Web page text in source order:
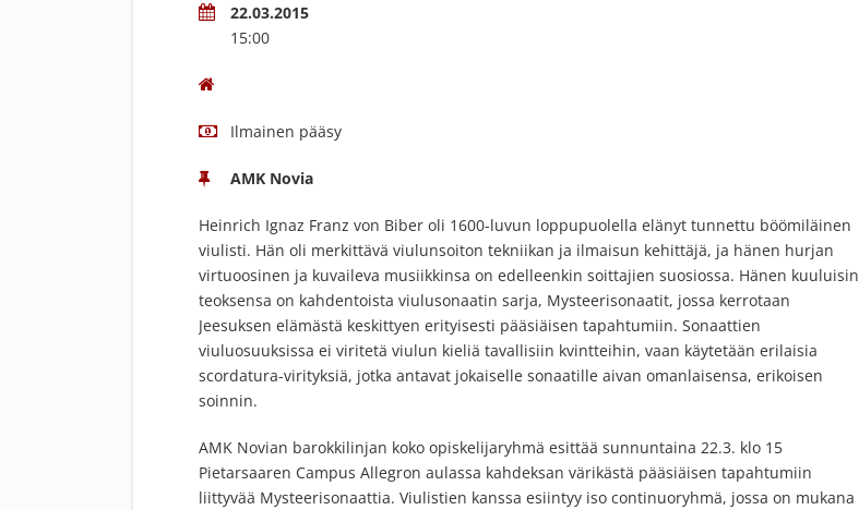
22.03.2015
15:00
Ilmainen pääsy
AMK Novia
Heinrich Ignaz Franz von Biber oli 1600-luvun loppupuolella elänyt tunnettu böömiläinen
viulisti. Hän oli merkittävä viulunsoiton tekniikan ja ilmaisun kehittäjä, ja hänen hurjan
virtuoosinen ja kuvaileva musiikkinsa on edelleenkin soittajien suosiossa. Hänen kuuluisin
teoksensa on kahdentoista viulusonaatin sarja, Mysteerisonaatit, jossa kerrotaan
Jeesuksen elämästä keskittyen erityisesti pääsiäisen tapahtumiin. Sonaattien
viuluosuuksissa ei viritetä viulun kieliä tavallisiin kvintteihin, vaan käytetään erilaisia
scordatura-virityksiä, jotka antavat jokaiselle sonaatille aivan omanlaisensa, erikoisen
soinnin.
AMK Novian barokkilinjan koko opiskelijaryhmä esittää sunnuntaina 22.3. klo 15
Pietarsaaren Campus Allegron aulassa kahdeksan värikästä pääsiäisen tapahtumiin
liittyvää Mysteerisonaattia. Viulistien kanssa esiintyy iso continuoryhmä, jossa on mukana